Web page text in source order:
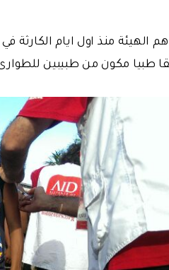
الهيئة منذ اول ايام الكارثة
طبيا مكون من طبيبين